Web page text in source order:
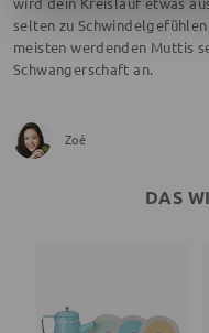
selten zu
meisten werdenden Muttis
Schwangerschaft an.
Zoé
DAS